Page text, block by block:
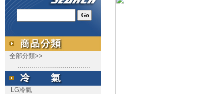
全部分類>>
.....................................
LG冷氣